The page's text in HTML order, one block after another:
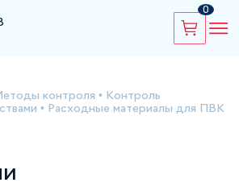
0
контроля • Контроль
• Расходные материалы для ПВК